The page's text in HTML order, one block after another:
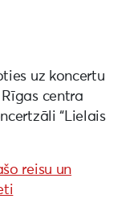
uz koncertu
centra
“Lielais
reisu un